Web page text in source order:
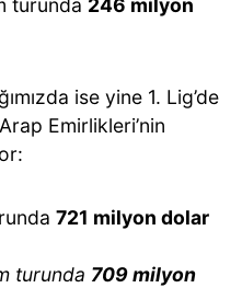
turunda 246 milyon
ise yine 1. Lig’de
Emirlikleri’nin
721 milyon dolar
turunda 709 milyon